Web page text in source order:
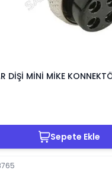
DİŞİ MİNİ MİKE
Sepete Ekle